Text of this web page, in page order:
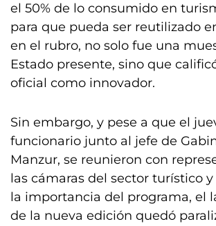
el 50% de lo consumido en
para que pueda ser reutilizado
en el rubro, no solo fue una
Estado presente, sino que
oficial como innovador.
Sin embargo, y pese a que el
funcionario junto al jefe de
Manzur, se reunieron con
las cámaras del sector turístico
la importancia del programa, el
de la nueva edición quedó